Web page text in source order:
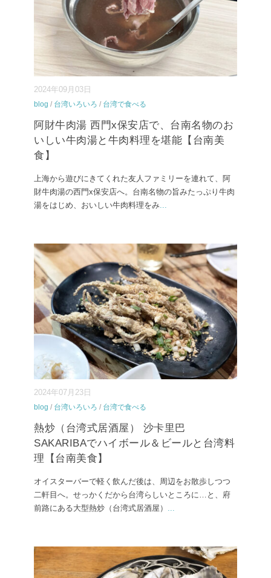
2024年09月03日
blog / 台湾いろいろ / 台湾で食べる
阿財牛肉湯 西門x保安店で、台南名物のお
いしい牛肉湯と牛肉料理を堪能【台南美
食】
上海から遊びにきてくれた友人ファミリーを連れて、阿
財牛肉湯の西門x保安店へ。台南名物の旨みたっぷり牛肉
湯をはじめ、おいしい牛肉料理をみ...
2024年07月23日
blog / 台湾いろいろ / 台湾で食べる
熱炒（台湾式居酒屋） 沙卡里巴
SAKARIBAでハイボール＆ビールと台湾料
理【台南美食】
オイスターバーで軽く飲んだ後は、周辺をお散歩しつつ
二軒目へ。せっかくだから台湾らしいところに…と、府
前路にある大型熱炒（台湾式居酒屋） ...